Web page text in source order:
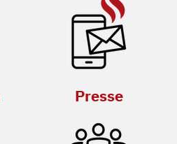
Presse